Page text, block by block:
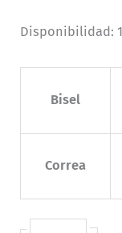
Disponibilidad:
Bisel
Correa
Garmin